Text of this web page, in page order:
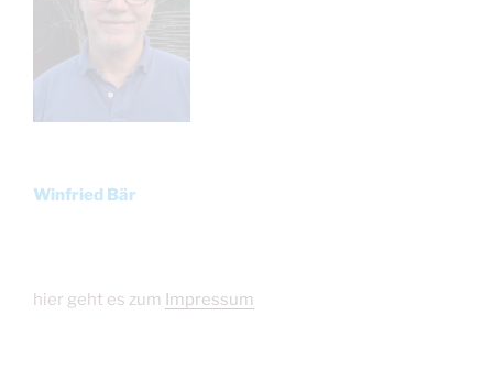
Winfried Bär
hier geht es zum Impressum